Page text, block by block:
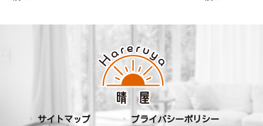
サイトマップ プライバシーポリシー